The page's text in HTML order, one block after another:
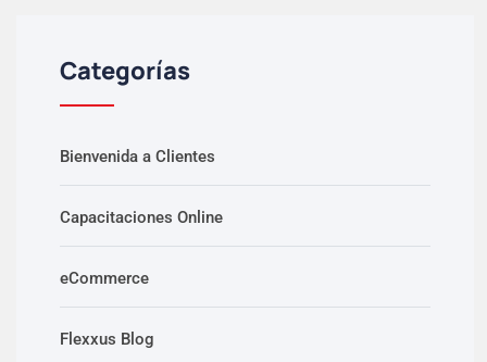
Categorías
Bienvenida a Clientes
Capacitaciones Online
eCommerce
Flexxus Blog